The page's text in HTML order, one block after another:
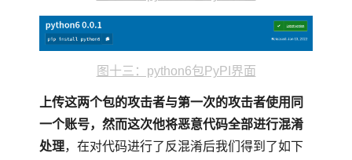
图十三：python6包PyPI界面
上传这两个包的攻击者与第一次的攻击者使用同
一个账号，然而这次他将恶意代码全部进行混淆
处理，在对代码进行了反混淆后我们得到了如下